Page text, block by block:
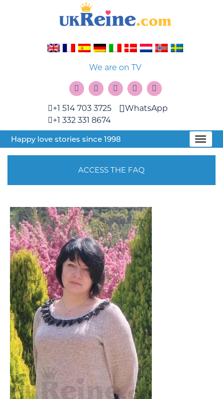
We are on TV
+1 514 703 3725
+1 332 331 8674
WhatsApp
Happy love stories since 1998
ACCESS THE FAQ